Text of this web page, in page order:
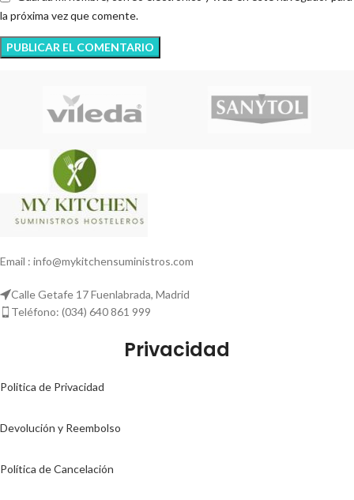
la próxima vez que comente.
Email : info@mykitchensuministros.com
Calle Getafe 17 Fuenlabrada, Madrid
Teléfono: (034) 640 861 999
Privacidad
Politica de Privacidad
Devolución y Reembolso
Política de Cancelación